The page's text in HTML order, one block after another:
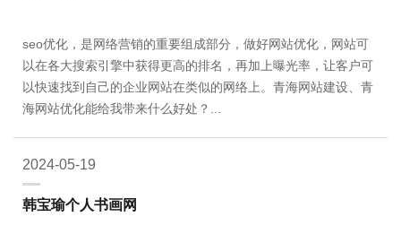
seo优化，是网络营销的重要组成部分，做好网站优化，网站可
以在各大搜索引擎中获得更高的排名，再加上曝光率，让客户可
以快速找到自己的企业网站在类似的网络上。青海网站建设、青
海网站优化能给我带来什么好处？...
2024-05-19
韩宝瑜个人书画网